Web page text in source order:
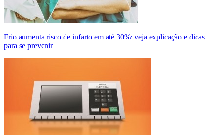
Frio aumenta risco de infarto em até 30%: veja explicação e dicas
para se prevenir